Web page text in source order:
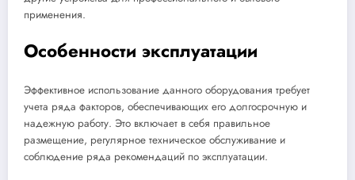
применения.
Особенности эксплуатации
Эффективное использование данного оборудования требует
учета ряда факторов, обеспечивающих его долгосрочную и
надежную работу. Это включает в себя правильное
размещение, регулярное техническое обслуживание и
соблюдение ряда рекомендаций по эксплуатации.